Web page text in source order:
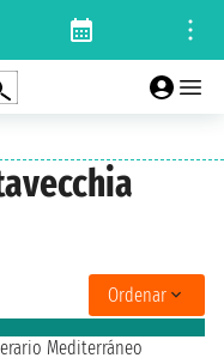
Ordenar